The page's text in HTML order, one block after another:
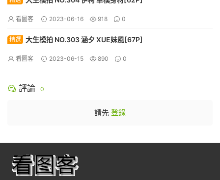
看圖客 2023-06-16 918 0
精選 大生模拍 NO.303 涵夕 XUE妹風[67P]
看圖客 2023-06-15 890 0
評論 0
請先 登錄